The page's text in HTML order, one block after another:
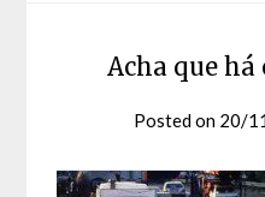
Acha que há
Posted on 20/